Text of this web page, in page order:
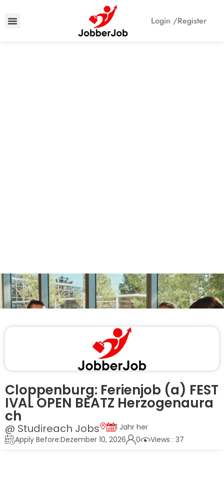
Login /Register
Cloppenburg: Ferienjob (a) FEST
IVAL OPEN BEATZ Herzogenaura
ch
@ Studireach Jobs
1 Jahr her
Apply Before:Dezember 10, 2026
0 Views : 37